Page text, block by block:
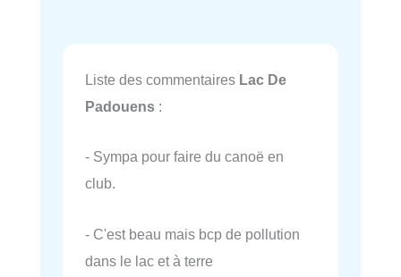
Liste des commentaires Lac De
Padouens :
- Sympa pour faire du canoë en
club.
- C'est beau mais bcp de pollution
dans le lac et à terre